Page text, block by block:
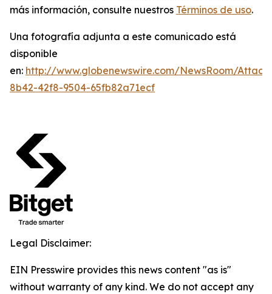
más información, consulte nuestros Términos de uso.
Una fotografía adjunta a este comunicado está
disponible
en: http://www.globenewswire.com/NewsRoom/
8b42-42f8-9504-65fb82a71ecf
Legal Disclaimer:
EIN Presswire provides this news content "as is"
without warranty of any kind. We do not accept any